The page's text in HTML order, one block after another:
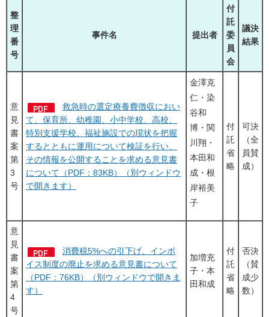
整
理
番
号
事件名 提出者
付
託
委
員
会
議決
結果
意
見
書
案
第
3
号
救急時の選定療養費徴収におい
て、保育所、幼稚園、小中学校、高校、
特別支援学校、福祉施設での現状を把握
するとともに運用について検証を行い、
その情報を公開することを求める意見書
について（PDF：83KB）（別ウィンドウ
で開きます）
金澤克
仁・染
谷和
博・関
川翔・
本田和
成・根
岸裕美
子
付
託
省
略
可決
（全
員賛
成）
意
見
書
案
第
4
号
消費税5%への引下げ、インボ
イス制度の廃止を求める意見書について
（PDF：76KB）（別ウィンドウで開きま
す）
加増充
子・本
田和成
付
託
省
略
否決
（賛
成少
数）